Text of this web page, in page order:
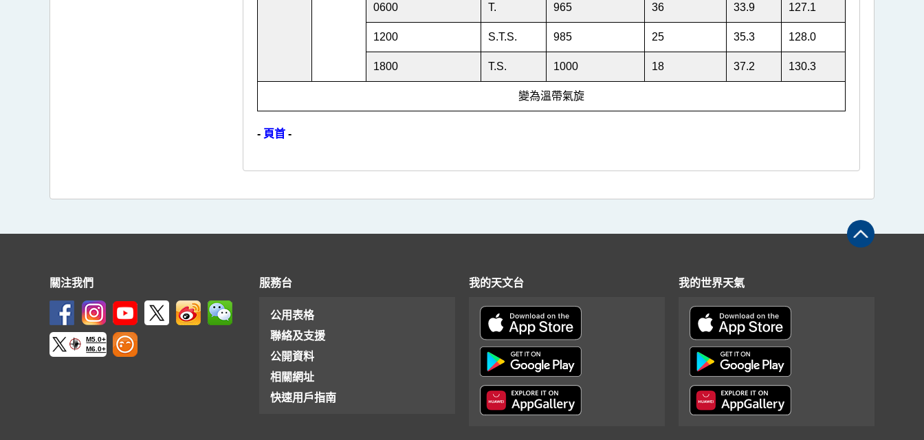
0600 T. 965 36 33.9 127.1
1200 S.T.S. 985 25 35.3 128.0
1800 T.S. 1000 18 37.2 130.3
變為溫帶氣旋
- 頁首 -
關注我們
M5.0+
M6.0+
服務台
公用表格
聯絡及支援
公開資料
相關網址
快速用戶指南
我的天文台 我的世界天氣